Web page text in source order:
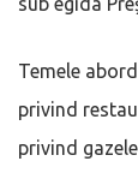
Temele
privind
privind